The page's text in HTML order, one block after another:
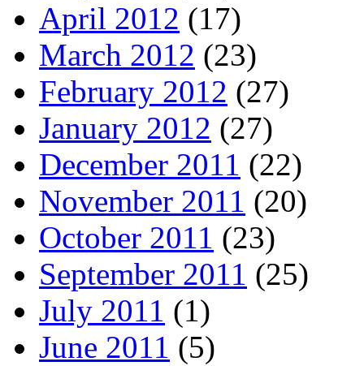
April 2012 (17)
March 2012 (23)
February 2012 (27)
January 2012 (27)
December 2011 (22)
November 2011 (20)
October 2011 (23)
September 2011 (25)
July 2011 (1)
June 2011 (5)